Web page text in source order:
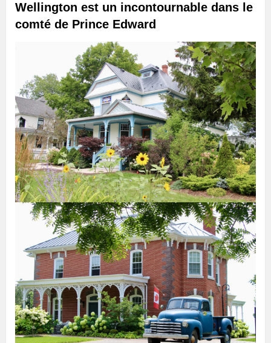
Wellington est un incontournable dans le
comté de Prince Edward